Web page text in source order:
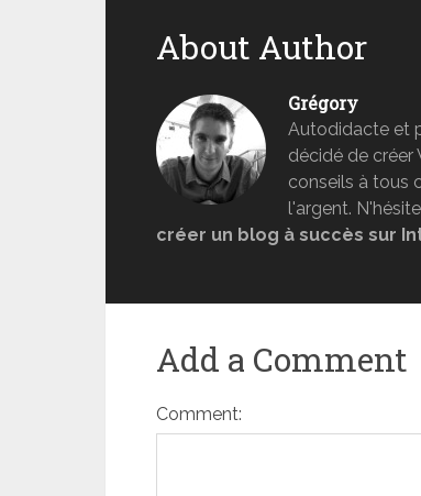
About Author
Grégory
Autodidacte et
décidé de
conseils à tous
l'argent.
créer un blog à succès sur
Add a Comment
Comment: